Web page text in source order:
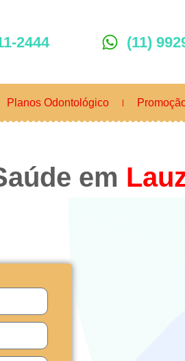
2444 (11)
Planos Odontológico
em